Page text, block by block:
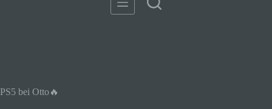
PS5 bei Otto🔥